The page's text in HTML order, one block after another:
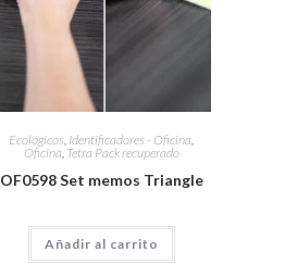
Ecológicos, Identificadores - Oficina,
Oficina, Tetra Pack recuperado
OF0598 Set memos Triangle
Añadir al carrito